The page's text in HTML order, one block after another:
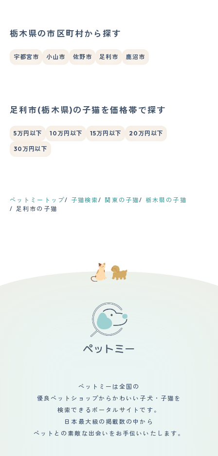
栃木県の市区町村から探す
宇都宮市 小山市 佐野市 足利市 鹿沼市
足利市(栃木県)の子猫を価格帯で探す
5万円以下 10万円以下 15万円以下 20万円以下
30万円以下
ペットミートップ 子猫検索 関東の子猫
栃木県の子猫
足利市の子猫
ペットミーは全国の
優良ペットショップからかわいい子犬・子猫を
検索できるポータルサイトです。
日本最大級の掲載数の中から
ペットとの素敵な出会いをお手伝いいたします。